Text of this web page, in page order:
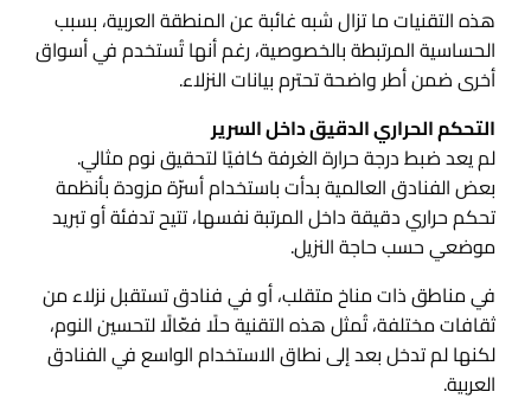
هذه التقنيات ما تزال شبه غائبة عن المنطقة العربية، بسبب
الحساسية المرتبطة بالخصوصية، رغم أنها تُستخدم في أسواق
أخرى ضمن أطر واضحة تحترم بيانات النزلاء.
التحكم الحراري الدقيق داخل السرير
لم يعد ضبط درجة حرارة الغرفة كافيًا لتحقيق نوم مثالي.
بعض الفنادق العالمية بدأت باستخدام أسرّة مزودة بأنظمة
تحكم حراري دقيقة داخل المرتبة نفسها، تتيح تدفئة أو تبريد
موضعي حسب حاجة النزيل.
في مناطق ذات مناخ متقلب، أو في فنادق تستقبل نزلاء من
ثقافات مختلفة، تُمثل هذه التقنية حلًا فعّالًا لتحسين النوم،
لكنها لم تدخل بعد إلى نطاق الاستخدام الواسع في الفنادق
العربية.